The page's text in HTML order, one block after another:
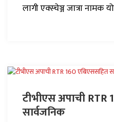
लागी एक्स्चेञ्ज जात्रा नामक
टीभीएस अपाची
सार्वजनिक